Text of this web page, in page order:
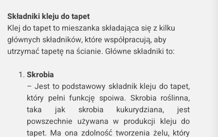
Składniki kleju do tapet
Klej do tapet to mieszanka składająca się z kilku
głównych składników, które współpracują, aby
utrzymać tapetę na ścianie. Główne składniki to:
Skrobia
– Jest to podstawowy składnik kleju do tapet,
który pełni funkcję spoiwa. Skrobia roślinna,
taka jak skrobia kukurydziana, jest
powszechnie używana w produkcji kleju do
tapet. Ma ona zdolność tworzenia żelu, który